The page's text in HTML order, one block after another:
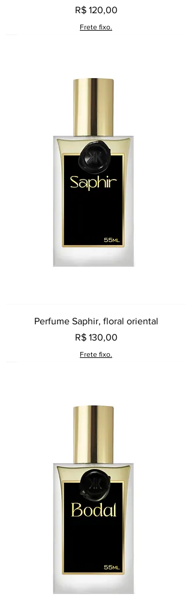
Preço
R$ 120,00
Frete fixo.
Perfume Saphir, floral oriental
Preço
R$ 130,00
Frete fixo.